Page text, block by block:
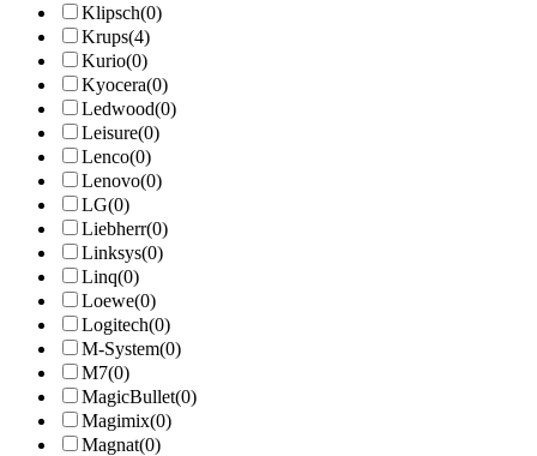
Klipsch(0)
Krups(4)
Kurio(0)
Kyocera(0)
Ledwood(0)
Leisure(0)
Lenco(0)
Lenovo(0)
LG(0)
Liebherr(0)
Linksys(0)
Linq(0)
Loewe(0)
Logitech(0)
M-System(0)
M7(0)
MagicBullet(0)
Magimix(0)
Magnat(0)